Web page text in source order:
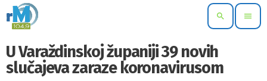
search menu
U Varaždinskoj županiji 39 novih
slučajeva zaraze koronavirusom